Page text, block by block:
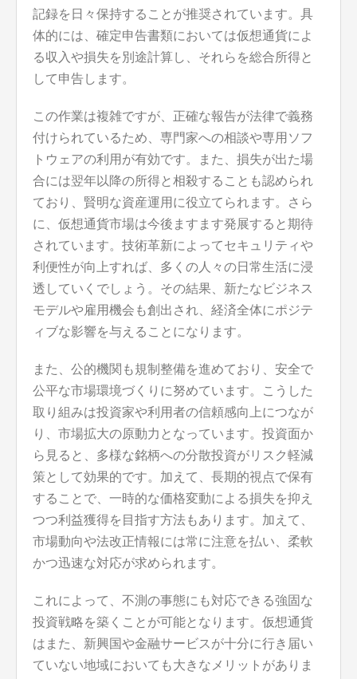
記録を日々保持することが推奨されています。具
体的には、確定申告書類においては仮想通貨によ
る収入や損失を別途計算し、それらを総合所得と
して申告します。
この作業は複雑ですが、正確な報告が法律で義務
付けられているため、専門家への相談や専用ソフ
トウェアの利用が有効です。また、損失が出た場
合には翌年以降の所得と相殺することも認められ
ており、賢明な資産運用に役立てられます。さら
に、仮想通貨市場は今後ますます発展すると期待
されています。技術革新によってセキュリティや
利便性が向上すれば、多くの人々の日常生活に浸
透していくでしょう。その結果、新たなビジネス
モデルや雇用機会も創出され、経済全体にポジテ
ィブな影響を与えることになります。
また、公的機関も規制整備を進めており、安全で
公平な市場環境づくりに努めています。こうした
取り組みは投資家や利用者の信頼感向上につなが
り、市場拡大の原動力となっています。投資面か
ら見ると、多様な銘柄への分散投資がリスク軽減
策として効果的です。加えて、長期的視点で保有
することで、一時的な価格変動による損失を抑え
つつ利益獲得を目指す方法もあります。加えて、
市場動向や法改正情報には常に注意を払い、柔軟
かつ迅速な対応が求められます。
これによって、不測の事態にも対応できる強固な
投資戦略を築くことが可能となります。仮想通貨
はまた、新興国や金融サービスが十分に行き届い
ていない地域においても大きなメリットがありま